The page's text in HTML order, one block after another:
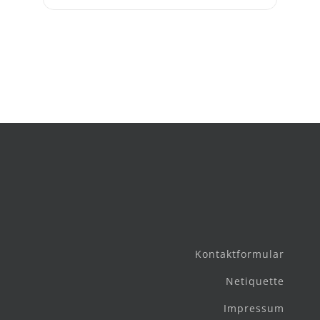
Kontaktformular
Netiquette
Impressum